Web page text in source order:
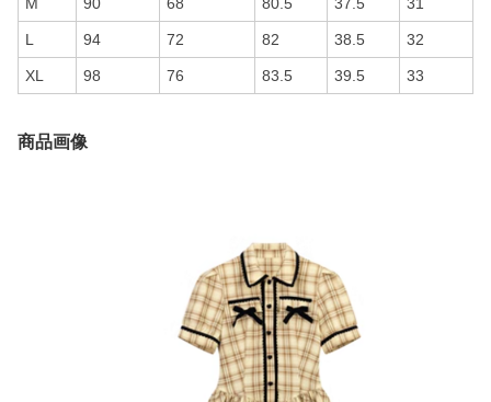
L 94 72 82 38.5 32
XL 98 76 83.5 39.5 33
商品画像